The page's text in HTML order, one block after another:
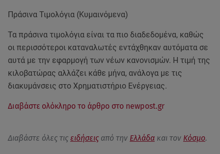
Πράσινα Τιμολόγια (Κυμαινόμενα)
Τα πράσινα τιμολόγια είναι τα πιο διαδεδομένα, καθώς
οι περισσότεροι καταναλωτές εντάχθηκαν αυτόματα σε
αυτά με την εφαρμογή των νέων κανονισμών. Η τιμή της
κιλοβατώρας αλλάζει κάθε μήνα, ανάλογα με τις
διακυμάνσεις στο Χρηματιστήριο Ενέργειας.
Διαβάστε ολόκληρο το άρθρο στο newpost.gr
Διαβάστε όλες τις ειδήσεις από την Ελλάδα και τον Κόσμο.